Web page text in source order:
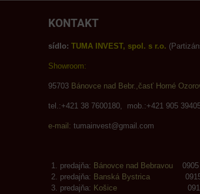
KONTAKT
sídlo: TUMA INVEST, spol. s r.o.
Showroom:
95703 Bánovce nad Bebr.,časť Horné
tel.:+421 38 7600180, mob.:+421 905
e-mail: tumainvest@gmail.com
predajňa: Bánovce nad Bebravou 0905
predajňa: Banská Bystrica 0915
predajňa: Košice 0915